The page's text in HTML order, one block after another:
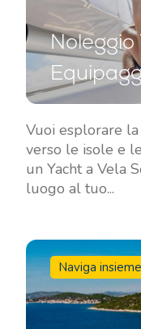
Noleggio
Vuoi esplorare
verso le isole e
un Yacht a Vela
luogo al tuo...
Naviga insieme
Contatto
Chi siamo
Partner
Domande Frequenti